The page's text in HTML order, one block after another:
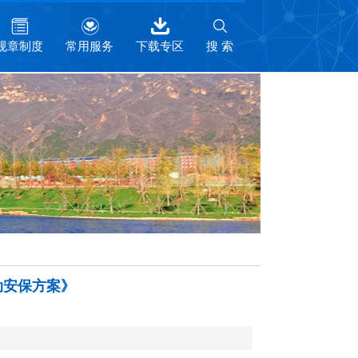
章制度 常用服务 下载专区 搜 索
保方案》